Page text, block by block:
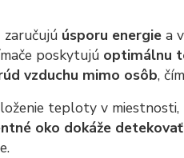
zaručujú úsporu energiea
poskytujú optimálnu
vzduchu mimo osôb,
teploty v miestnosti,
oko dokáže